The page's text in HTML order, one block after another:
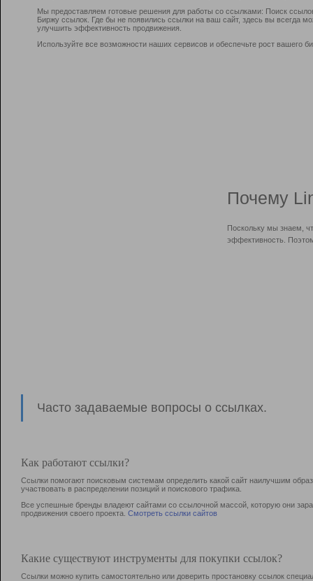
Мы предоставляем готовые решения для работы со ссылками: Поиск
Биржу ссылок. Где бы не появились ссылки на ваш сайт, здесь вы всегда
улучшить эффективность продвижения.
Используйте все возможности наших сервисов и обеспечьте рост вашего
Почему
Поскольку мы знаем,
эффективность.
Часто задаваемые вопросы о ссылках.
Как работают ссылки?
Ссылки помогают поисковым системам определить какой сайт наилучшим
участвовать в раcпределении позиций и поискового трафика.
Все успешные бренды владеют сайтами со ссылочной массой, которую они
продвижения своего проекта. Смотреть ссылки сайтов
Какие существуют инструменты для покупки ссылок?
Ссылки можно купить самостоятельно или доверить простановку ссылок